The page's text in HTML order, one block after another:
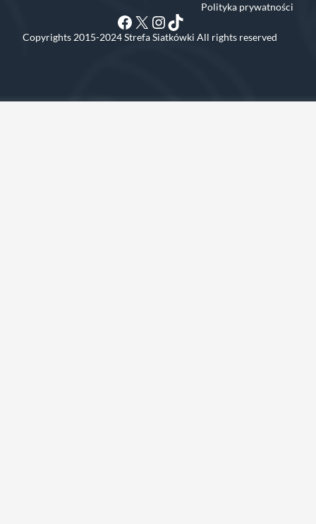
Polityka prywatności
Facebook
X Instagram
TikTok
Copyrights 2015-2024 Strefa Siatkówki All rights reserved